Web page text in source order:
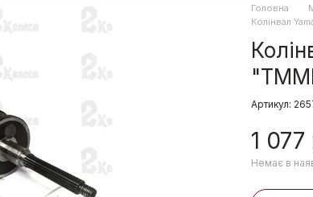
Головна
Колінвал
Артикул:
1 077
Немає в